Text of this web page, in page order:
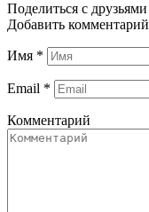
Поделиться с друзьями
Добавить комментарий
Имя *
Email *
Комментарий